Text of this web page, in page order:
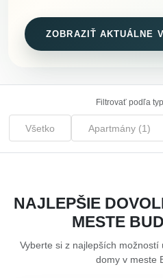
ZOBRAZIŤ AKTUÁLNE
Filtrovať podľa
Všetko Apartmány (1)
NAJLEPŠIE
MESTE
Vyberte si z najlepších
domy v meste